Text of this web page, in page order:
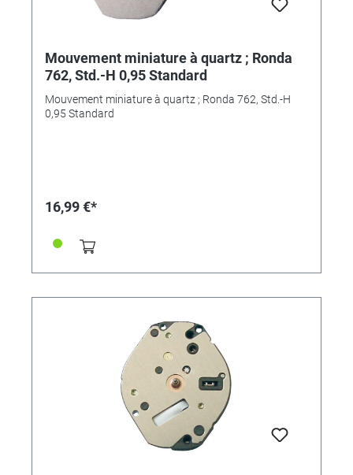
Mouvement miniature à quartz ; Ronda
762, Std.-H 0,95 Standard
Mouvement miniature à quartz ; Ronda 762, Std.-H
0,95 Standard
16,99 €*